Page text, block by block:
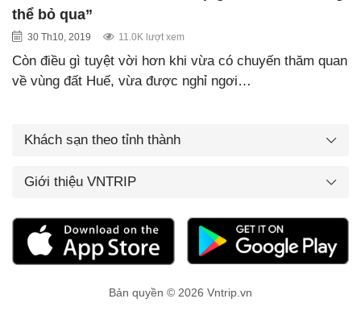
thể bỏ qua”
30 Th10, 2019 11.0K lượt xem
Còn điều gì tuyệt vời hơn khi vừa có chuyến thăm quan
về vùng đất Huế, vừa được nghỉ ngơi…
Khách sạn theo tỉnh thành
Giới thiệu VNTRIP
Bản quyền © 2026 Vntrip.vn